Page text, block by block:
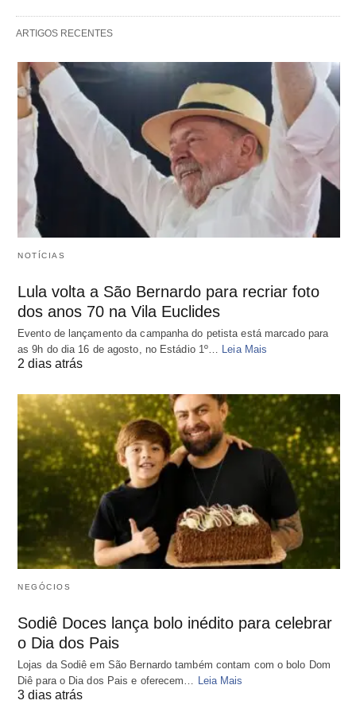
ARTIGOS RECENTES
NOTÍCIAS
Lula volta a São Bernardo para recriar foto
dos anos 70 na Vila Euclides
Evento de lançamento da campanha do petista está marcado para
as 9h do dia 16 de agosto, no Estádio 1º…
Leia Mais
2 dias atrás
NEGÓCIOS
Sodiê Doces lança bolo inédito para celebrar
o Dia dos Pais
Lojas da Sodiê em São Bernardo também contam com o bolo Dom
Diê para o Dia dos Pais e oferecem… Leia Mais
3 dias atrás